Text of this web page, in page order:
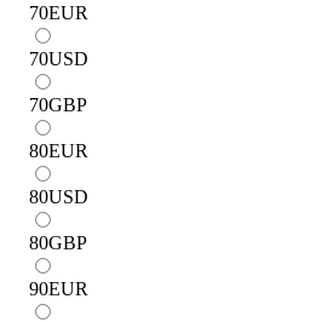
70EUR
70USD
70GBP
80EUR
80USD
80GBP
90EUR